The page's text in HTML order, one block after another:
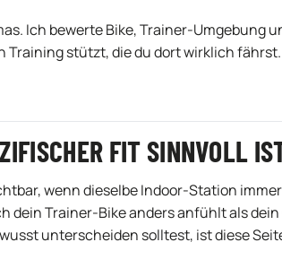
Ich bewerte Bike, Trainer-Umgebung
Training stützt, die du dort wirklich fährst.
FIT SINNVOLL
wenn dieselbe Indoor-Station
dein Trainer-Bike anders anfühlt als
unterscheiden solltest, ist diese